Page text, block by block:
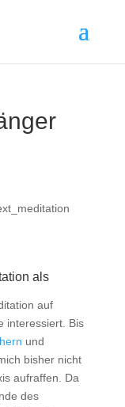
als
auf
interessiert. Bis
und
bisher nicht
aufraffen. Da
des